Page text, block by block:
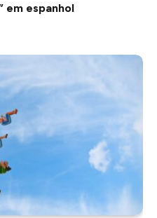
em espanhol